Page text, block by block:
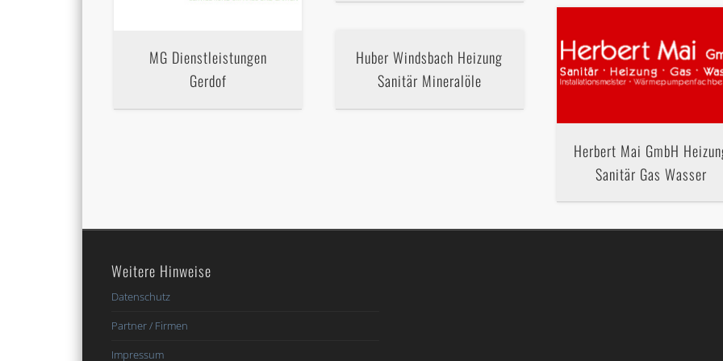
MG Dienstleistungen
Gerdof
Herbert Mai GmbH
Sanitär Gas Wasser
Huber Windsbach Heizung
Sanitär Mineralöle
Weitere Hinweise
Datenschutz
Partner / Firmen
Impressum